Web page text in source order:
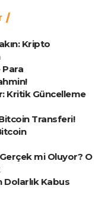
Kripto
Para
Kritik Güncelleme
Transferi!
mi Oluyor? O
Dolarlık Kabus